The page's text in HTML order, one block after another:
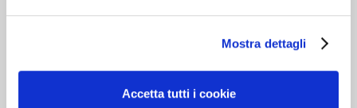
Mostra dettagli
Accetta tutti i cookie
curiosità, eventi da vivere e i vini da gustare in